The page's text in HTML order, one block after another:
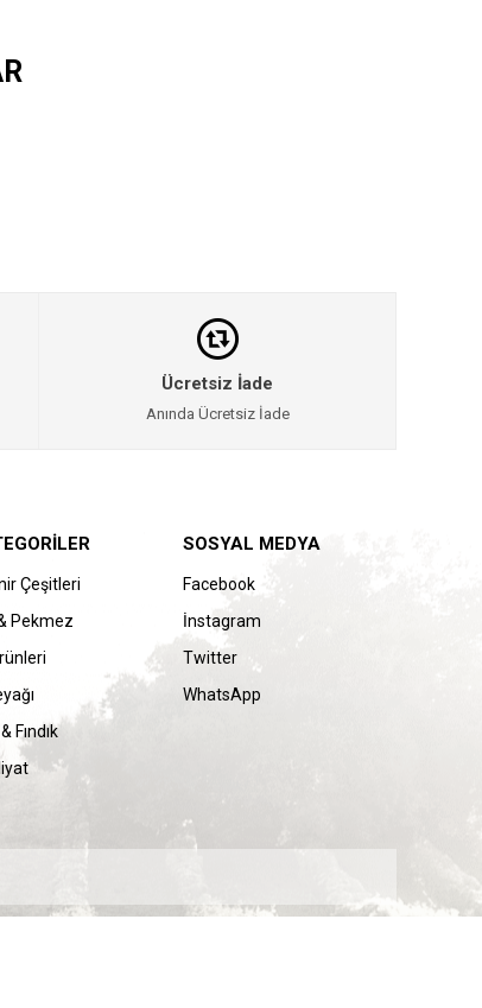
Ücretsiz İade
Anında Ücretsiz İade
Çeşitleri
Pekmez
Fındık
SOSYAL MEDYA
Facebook
İnstagram
Twitter
WhatsApp